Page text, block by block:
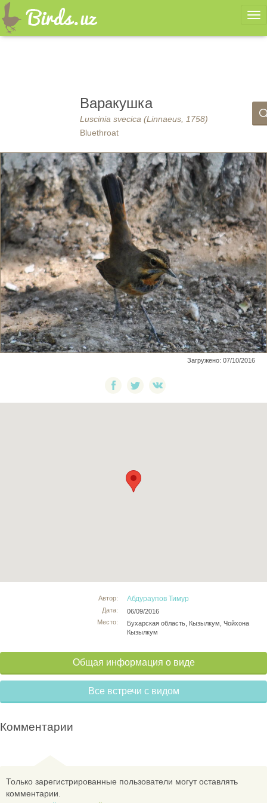
Варакушка
Luscinia svecica (Linnaeus, 1758)
Bluethroat
Загружено: 07/10/2016
Автор:
Дата:
Место:
Абдураупов Тимур
06/09/2016
Бухарская область, Кызылкум, Чойхона
Кызылкум
Общая информация о виде
Все встречи с видом
Комментарии
Только зарегистрированные пользователи могут оставлять
комментарии.